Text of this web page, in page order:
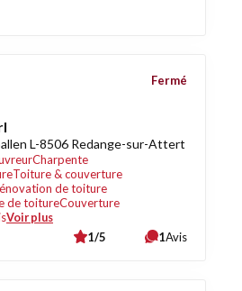
L-8506 Redange-sur-Attert
Charpente
Toiture & couverture
de toiture
de toitureCouverture
Voir plus
Fermé
1/5 1Avis